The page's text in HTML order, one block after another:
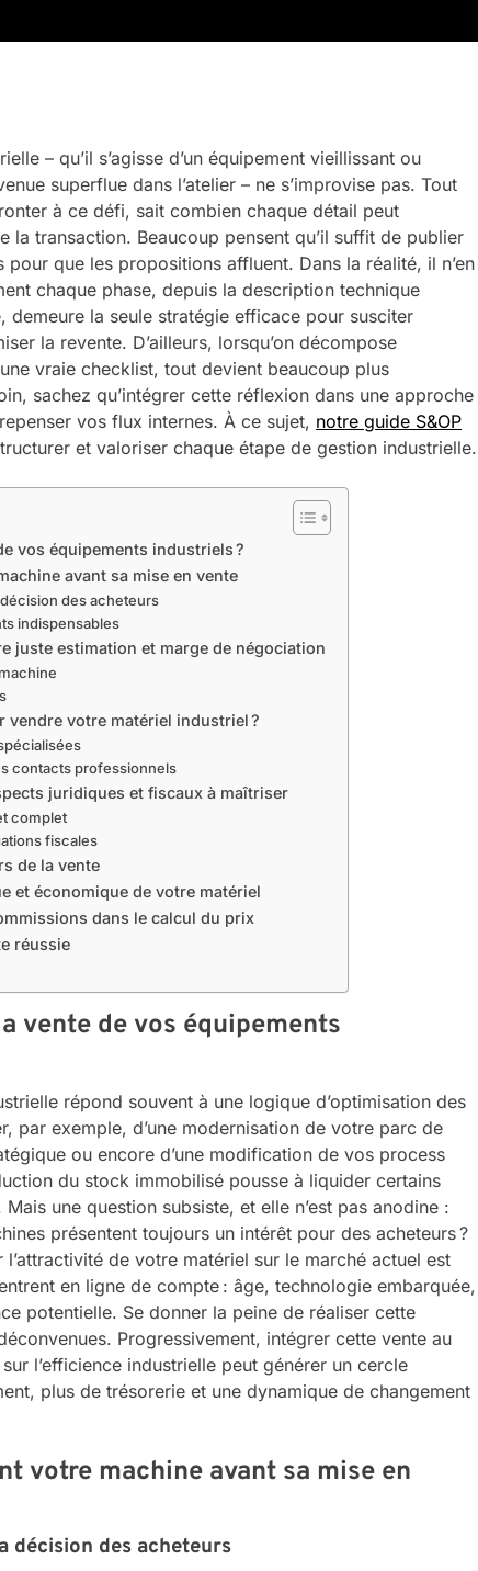
– qu’il s’agisse d’un équipement vieillissant ou
superflue dans l’atelier – ne s’improvise pas. Tout
à ce défi, sait combien chaque détail peut
la transaction. Beaucoup pensent qu’il suffit de publier
que les propositions affluent. Dans la réalité, il n’en
chaque phase, depuis la description technique
demeure la seule stratégie efficace pour susciter
la revente. D’ailleurs, lorsqu’on décompose
vraie checklist, tout devient beaucoup plus
sachez qu’intégrer cette réflexion dans une approche
vos flux internes. À ce sujet, notre guide S&OP
et valoriser chaque étape de gestion industrielle.
vos équipements industriels ?
avant sa mise en vente
décision des acheteurs
indispensables
juste estimation et marge de négociation
vendre votre matériel industriel ?
contacts professionnels
juridiques et fiscaux à maîtriser
complet
fiscales
de la vente
et économique de votre matériel
dans le calcul du prix
réussie
vente de vos équipements
répond souvent à une logique d’optimisation des
par exemple, d’une modernisation de votre parc de
ou encore d’une modification de vos process
du stock immobilisé pousse à liquider certains
une question subsiste, et elle n’est pas anodine :
présentent toujours un intérêt pour des acheteurs ?
de votre matériel sur le marché actuel est
en ligne de compte : âge, technologie embarquée,
potentielle. Se donner la peine de réaliser cette
Progressivement, intégrer cette vente au
l’efficience industrielle peut générer un cercle
plus de trésorerie et une dynamique de changement
votre machine avant sa mise en
décision des acheteurs